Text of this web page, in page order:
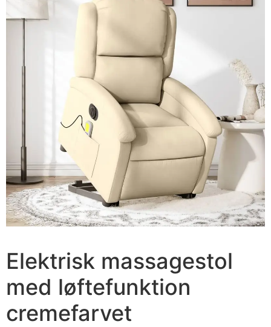
Elektrisk massagestol
med løftefunktion
cremefarvet